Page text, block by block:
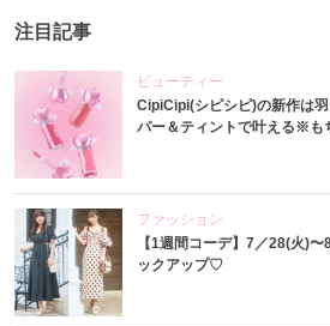
注目記事
ビューティー
CipiCipi(シピシピ)の新作は
パー＆ティントで叶える※
ファッション
【1週間コーデ】7／28(火)
ックアップ♡